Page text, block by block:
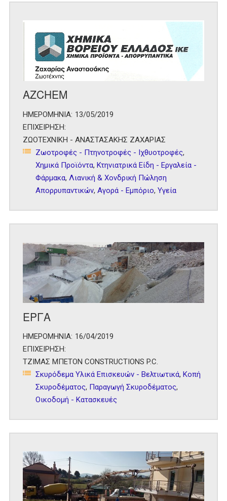
AZCHEM
ΗΜΕΡΟΜΗΝΙΑ: 13/05/2019
ΕΠΙΧΕΙΡΗΣΗ:
ΖΩΟΤΕΧΝΙΚΗ - ΑΝΑΣΤΑΣΑΚΗΣ ΖΑΧΑΡΙΑΣ
Ζωοτροφές - Πτηνοτροφές - Ιχθυοτροφές,
Χημικά Προϊόντα, Κτηνιατρικά Είδη - Εργαλεία -
Φάρμακα, Λιανική & Χονδρική Πώληση
Απορρυπαντικών, Αγορά - Εμπόριο, Υγεία
ΕΡΓΑ
ΗΜΕΡΟΜΗΝΙΑ: 16/04/2019
ΕΠΙΧΕΙΡΗΣΗ:
ΤΖΙΜΑΣ ΜΠΕΤΟΝ CONSTRUCTIONS P.C.
Σκυρόδεμα Υλικά Επισκευών - Βελτιωτικά, Κοπή
Σκυροδέματος, Παραγωγή Σκυροδέματος,
Οικοδομή - Κατασκευές